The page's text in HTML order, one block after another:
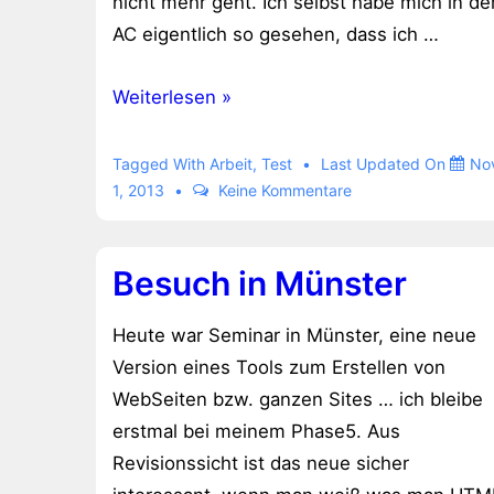
AC eigentlich so gesehen, dass ich …
AC
Weiterlesen »
Tagged With Arbeit, Test Last Updated On
1, 2013
Keine Kommentare
Besuch in Münster
Heute war Seminar in Münster, eine neue
Version eines Tools zum Erstellen von
WebSeiten bzw. ganzen Sites … ich bleibe
erstmal bei meinem Phase5. Aus
Revisionssicht ist das neue sicher